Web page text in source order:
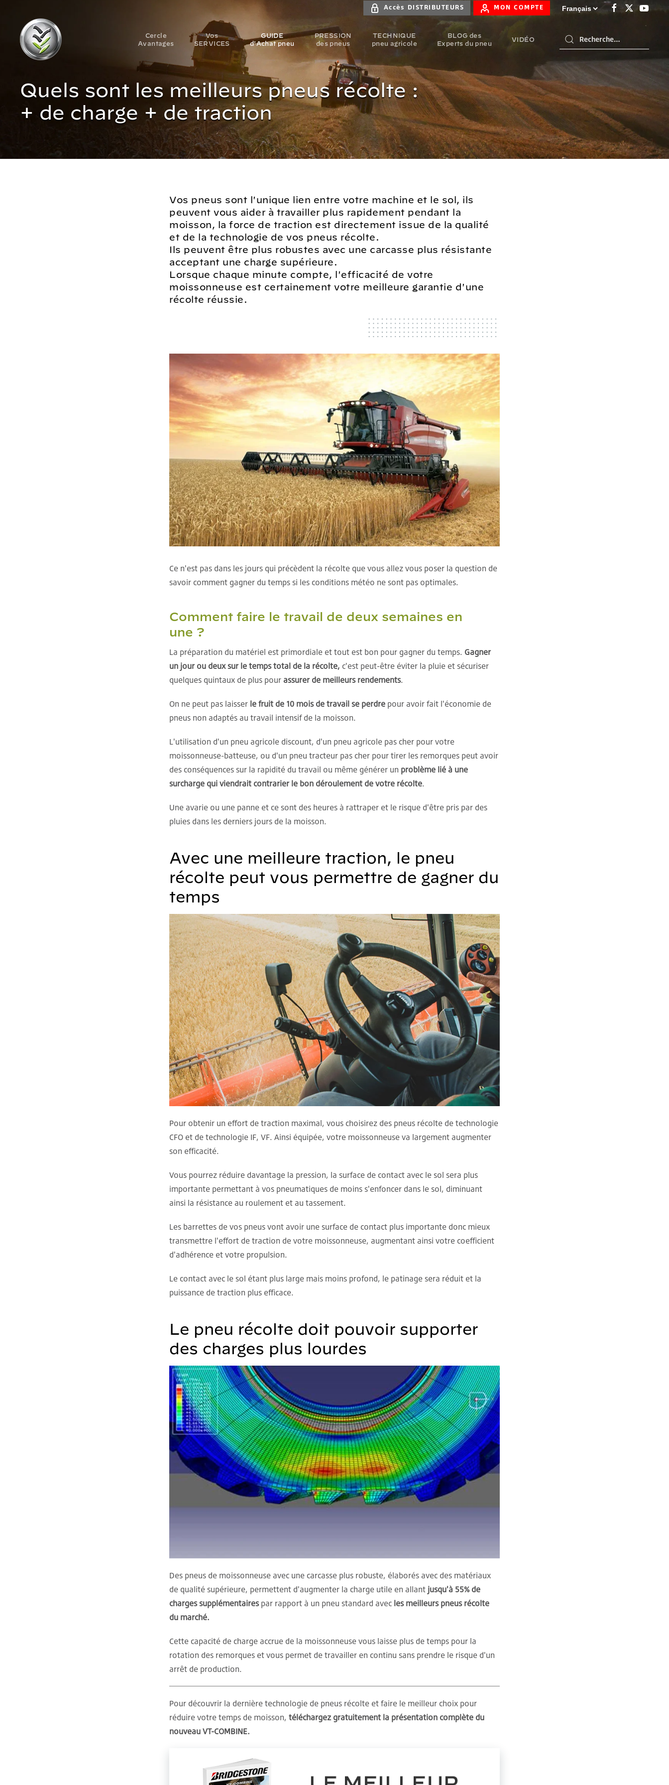
Accès DISTRIBUTEURS MON COMPTE
Cercle
Avantages
Vos
SERVICES
GUIDE
d'Achat pneu
PRESSION
des pneus
TECHNIQUE
pneu agricole
BLOG des
Experts du pneu
VIDÉO
Quels sont les meilleurs pneus récolte :
+ de charge + de traction
Vos pneus sont l'unique lien entre votre machine et le sol, ils
peuvent vous aider à travailler plus rapidement pendant la
moisson, la force de traction est directement issue de la qualité
et de la technologie de vos pneus récolte.
Ils peuvent être plus robustes avec une carcasse plus résistante
acceptant une charge supérieure.
Lorsque chaque minute compte, l'efficacité de votre
moissonneuse est certainement votre meilleure garantie d'une
récolte réussie.
Ce n'est pas dans les jours qui précèdent la récolte que vous allez vous poser la question de
savoir comment gagner du temps si les conditions météo ne sont pas optimales.
Comment faire le travail de deux semaines en
une ?
La préparation du matériel est primordiale et tout est bon pour gagner du temps. Gagner
un jour ou deux sur le temps total de la récolte, c'est peut-être éviter la pluie et sécuriser
quelques quintaux de plus pour assurer de meilleurs rendements.
On ne peut pas laisser le fruit de 10 mois de travail se perdre pour avoir fait l'économie de
pneus non adaptés au travail intensif de la moisson.
L'utilisation d'un pneu agricole discount, d'un pneu agricole pas cher pour votre
moissonneuse-batteuse, ou d'un pneu tracteur pas cher pour tirer les remorques peut avoir
des conséquences sur la rapidité du travail ou même générer un problème lié à une
surcharge qui viendrait contrarier le bon déroulement de votre récolte.
Une avarie ou une panne et ce sont des heures à rattraper et le risque d'être pris par des
pluies dans les derniers jours de la moisson.
Avec une meilleure traction, le pneu
récolte peut vous permettre de gagner du
temps
Pour obtenir un effort de traction maximal, vous choisirez des pneus récolte de technologie
CFO et de technologie IF, VF. Ainsi équipée, votre moissonneuse va largement augmenter
son efficacité.
Vous pourrez réduire davantage la pression, la surface de contact avec le sol sera plus
importante permettant à vos pneumatiques de moins s'enfoncer dans le sol, diminuant
ainsi la résistance au roulement et au tassement.
Les barrettes de vos pneus vont avoir une surface de contact plus importante donc mieux
transmettre l'effort de traction de votre moissonneuse, augmentant ainsi votre coefficient
d'adhérence et votre propulsion.
Le contact avec le sol étant plus large mais moins profond, le patinage sera réduit et la
puissance de traction plus efficace.
Le pneu récolte doit pouvoir supporter
des charges plus lourdes
Des pneus de moissonneuse avec une carcasse plus robuste, élaborés avec des matériaux
de qualité supérieure, permettent d'augmenter la charge utile en allant jusqu'à 55% de
charges supplémentairespar rapport à un pneu standard avec les meilleurs pneus récolte
du marché.
Cette capacité de charge accrue de la moissonneuse vous laisse plus de temps pour la
rotation des remorques et vous permet de travailler en continu sans prendre le risque d'un
arrêt de production.
Pour découvrir la dernière technologie de pneus récolte et faire le meilleur choix pour
réduire votre temps de moisson, téléchargez gratuitement la présentation complète du
nouveau VT-COMBINE.